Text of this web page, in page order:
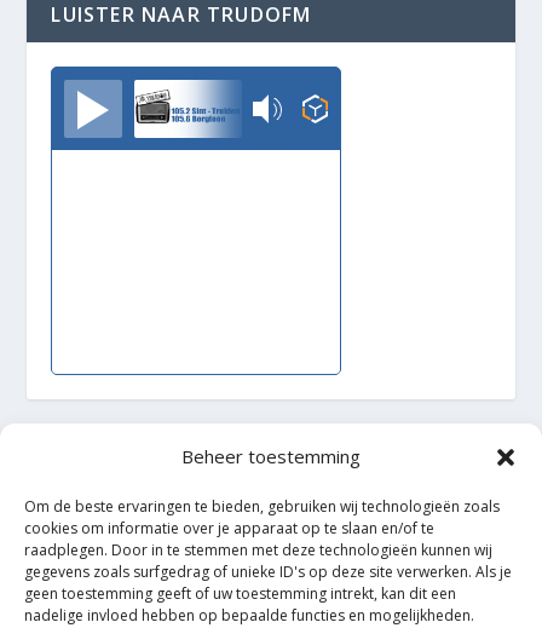
Beheer toestemming
Om de beste ervaringen te bieden, gebruiken wij technologieën zoals
cookies om informatie over je apparaat op te slaan en/of te
raadplegen. Door in te stemmen met deze technologieën kunnen wij
gegevens zoals surfgedrag of unieke ID's op deze site verwerken. Als je
geen toestemming geeft of uw toestemming intrekt, kan dit een
nadelige invloed hebben op bepaalde functies en mogelijkheden.
LUISTER NAAR TRUDOFM
TrudoFM
WordPress